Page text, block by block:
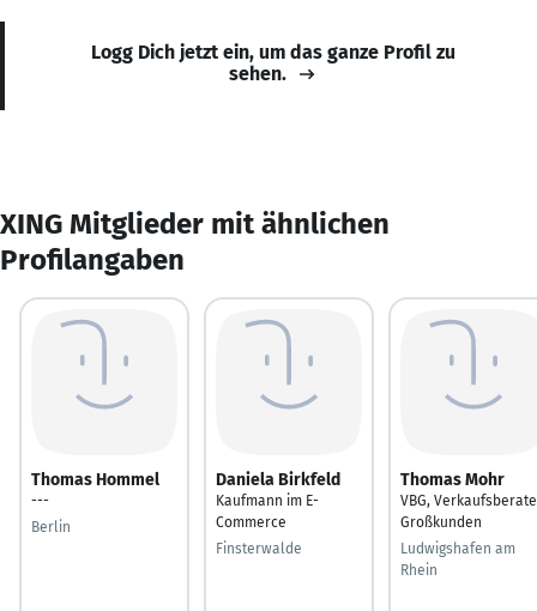
Logg Dich jetzt ein, um das ganze Profil zu
sehen.
XING Mitglieder mit ähnlichen
Profilangaben
Thomas Hommel
---
Berlin
Daniela Birkfeld
Kaufmann im E-
Commerce
Finsterwalde
Thomas Mohr
VBG,
Großkunden
Ludwigshafen am
Rhein